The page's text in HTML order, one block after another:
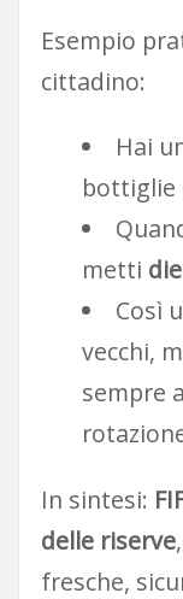
Esempio
cittadino:
Hai
bottiglie
metti
Così
vecchi,
sempre
In sintesi:
delle riserve
fresche,